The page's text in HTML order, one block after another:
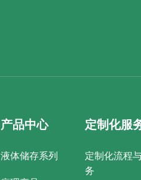
产品中心
液体储存系列
定制化服
定制化流程
务